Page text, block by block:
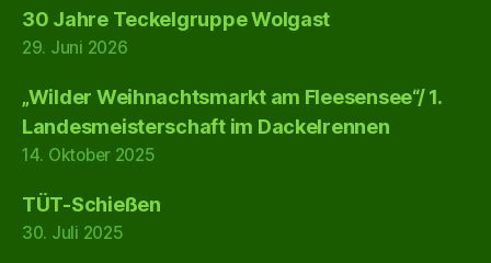
30 Jahre Teckelgruppe Wolgast
29. Juni 2026
„Wilder Weihnachtsmarkt am Fleesensee“/ 1.
Landesmeisterschaft im Dackelrennen
14. Oktober 2025
TÜT-Schießen
30. Juli 2025